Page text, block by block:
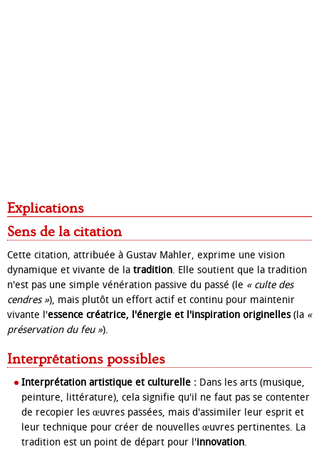
Explications
Sens de la citation
Cette citation, attribuée à Gustav Mahler, exprime une vision
dynamique et vivante de la tradition. Elle soutient que la tradition
n'est pas une simple vénération passive du passé (le « culte des
cendres »), mais plutôt un effort actif et continu pour maintenir
vivante l'essence créatrice, l'énergie et l'inspiration originelles(la «
préservation du feu »).
Interprétations possibles
Interprétation artistique et culturelle : Dans les arts (musique,
peinture, littérature), cela signifie qu'il ne faut pas se contenter
de recopier les œuvres passées, mais d'assimiler leur esprit et
leur technique pour créer de nouvelles œuvres pertinentes. La
tradition est un point de départ pour l'innovation.